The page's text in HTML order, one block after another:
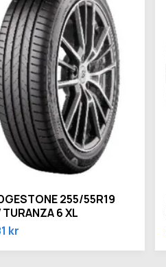
255/55R19
TURANZA 6 XL
kr